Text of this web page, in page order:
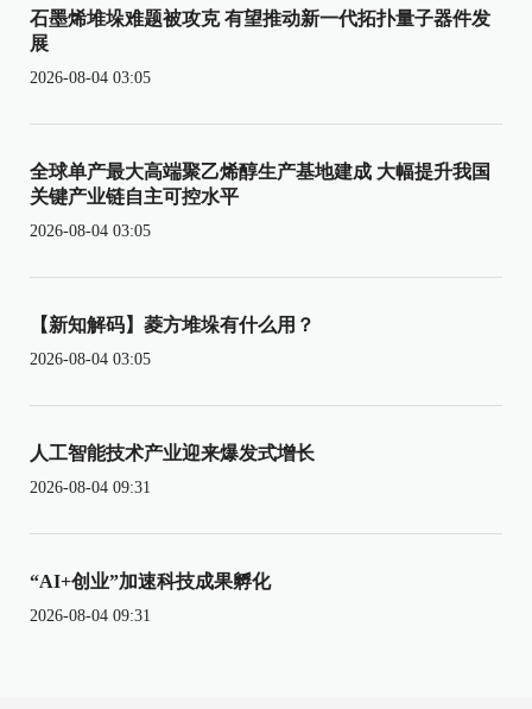
石墨烯堆垛难题被攻克 有望推动新一代拓扑量子器件发
展
2026-08-04 03:05
全球单产最大高端聚乙烯醇生产基地建成 大幅提升我国
关键产业链自主可控水平
2026-08-04 03:05
【新知解码】菱方堆垛有什么用？
2026-08-04 03:05
人工智能技术产业迎来爆发式增长
2026-08-04 09:31
“AI+创业”加速科技成果孵化
2026-08-04 09:31